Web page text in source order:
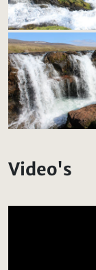
Video's